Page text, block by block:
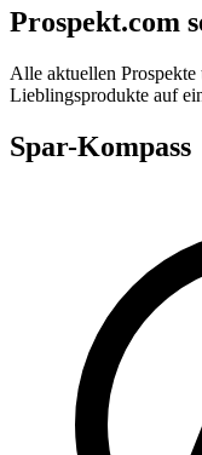
Prospekt.com
Alle aktuellen
Lieblingsprodukte auf
Spar-Kompass